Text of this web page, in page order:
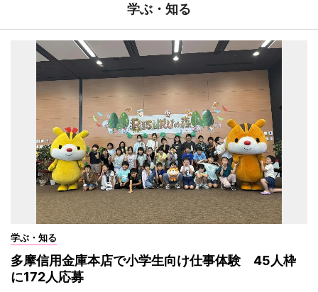
学ぶ・知る
学ぶ・知る
多摩信用金庫本店で小学生向け仕事体験 45人枠
に172人応募